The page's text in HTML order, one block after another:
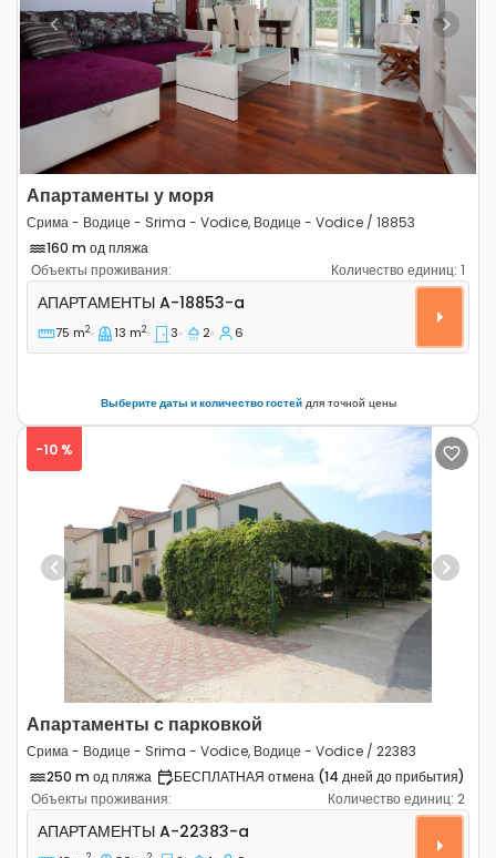
Previous Next
Апартаменты у моря
Срима - Водице - Srima - Vodice, Водице - Vodice / 18853
160 m од пляжа
Объекты проживания:
Количество единиц: 1
Трёхкомнатные апартаменты Срима - Водице -
АПАРТАМЕНТЫ A-18853-a
75 m2 13 m2 3 2 6
Выберите даты и количество гостейдля точной цены
Previous Next
-10 %
Апартаменты с парковкой
Срима - Водице - Srima - Vodice, Водице - Vodice / 22383
250 m од пляжа
БЕСПЛАТНАЯ отмена (14 дней до прибытия)
Объекты проживания:
Количество единиц: 2
Двухкомнатные апартаменты Срима - Водице -
АПАРТАМЕНТЫ A-22383-a